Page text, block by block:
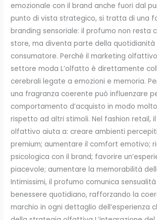
emozionale con il brand anche fuori dal
punto di vista strategico, si tratta di una
branding sensoriale: il profumo non resta
store, ma diventa parte della quotidianità
consumatore. Perché il marketing
settore moda L’olfatto è direttamente
cerebrali legate a emozioni e memoria.
una fragranza coerente può influenzare
comportamento d’acquisto in modo
rispetto ad altri stimoli. Nel fashion retail,
olfattivo aiuta a: creare ambienti
premium; aumentare il comfort emotivo;
psicologica con il brand; favorire
piacevole; aumentare la memorabilità
Intimissimi, il profumo comunica
benessere quotidiano, rafforzando la
marchio in ogni dettaglio dell’esperienza